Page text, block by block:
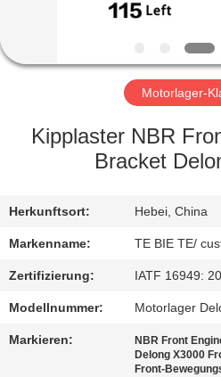
FABRIK-
TRETEN
SIE
MIT
UNS
IN
VERBINDUNG
Motorlager-
Kipplaster NBR
Bracket
Herkunftsort: Hebei, China
Markenname: TE BIE TE/
Zertifizierung: IATF 16949:
Modellnummer: Motorlager
Markieren: NBR Front
Delong X3000
Front-